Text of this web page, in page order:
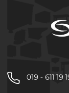
019 - 611 19